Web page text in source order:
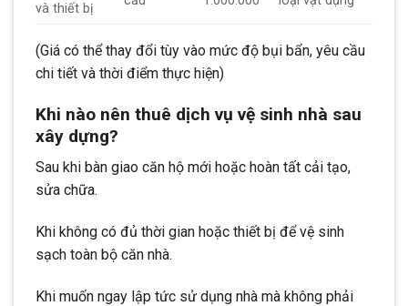
và thiết bị
(Giá có thể thay đổi tùy vào mức độ bụi bẩn, yêu cầu
chi tiết và thời điểm thực hiện)
Khi nào nên thuê dịch vụ vệ sinh nhà sau
xây dựng?
Sau khi bàn giao căn hộ mới hoặc hoàn tất cải tạo,
sửa chữa.
Khi không có đủ thời gian hoặc thiết bị để vệ sinh
sạch toàn bộ căn nhà.
Khi muốn ngay lập tức sử dụng nhà mà không phải